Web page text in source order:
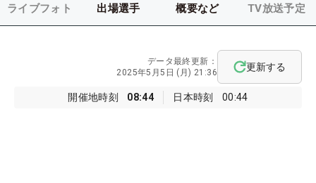
ライブフォト 出場選手 概要など TV放送予定
開催地時刻 08:44 日本時刻 00:44
データ最終更新：
2025年5月5日 (月) 21:36
更新する